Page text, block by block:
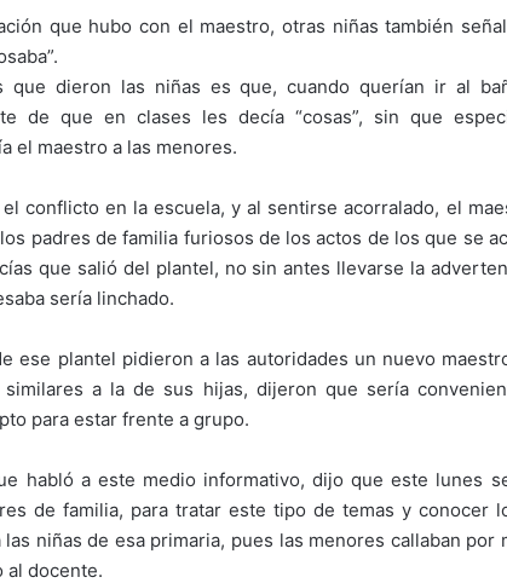
que hubo con el maestro, otras niñas también
que dieron las niñas es que, cuando querían ir al
de que en clases les decía “cosas”, sin que
el maestro a las menores.
conflicto en la escuela, y al sentirse acorralado, el
padres de familia furiosos de los actos de los que se
que salió del plantel, no sin antes llevarse la
sería linchado.
ese plantel pidieron a las autoridades un nuevo
a la de sus hijas, dijeron que sería
para estar frente a grupo.
habló a este medio informativo, dijo que este lunes
de familia, para tratar este tipo de temas y conocer
niñas de esa primaria, pues las menores callaban por
al docente.